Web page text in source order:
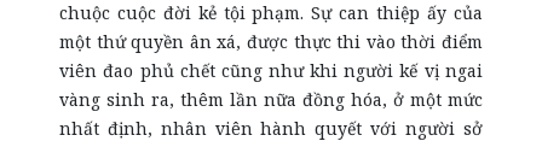
chuộc cuộc đời kẻ tội phạm. Sự can thiệp ấy của
một thứ quyền ân xá, được thực thi vào thời điểm
viên đao phủ chết cũng như khi người kế vị ngai
vàng sinh ra, thêm lần nữa đồng hóa, ở một mức
nhất định, nhân viên hành quyết với người sở